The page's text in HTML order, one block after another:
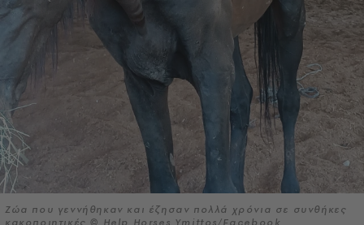
Ζώα που γεννήθηκαν και έζησαν πολλά χρόνια σε συνθήκες